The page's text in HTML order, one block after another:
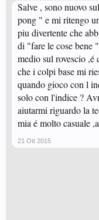
Salve , sono nuovo
pong " e mi ritengo
piu divertente che
di "fare le cose bene
medio sul rovescio ,é
che i colpi base mi
quando gioco con l
solo con l'indice ?
aiutarmi riguardo la
mia é molto casuale
21 Ott 2015